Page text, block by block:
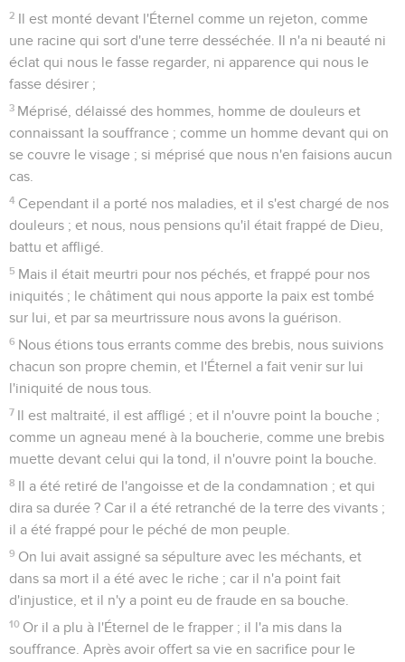
2 Il est monté devant l'Éternel comme un rejeton, comme
une racine qui sort d'une terre desséchée. Il n'a ni beauté ni
éclat qui nous le fasse regarder, ni apparence qui nous le
fasse désirer ;
3 Méprisé, délaissé des hommes, homme de douleurs et
connaissant la souffrance ; comme un homme devant qui on
se couvre le visage ; si méprisé que nous n'en faisions aucun
cas.
4 Cependant il a porté nos maladies, et il s'est chargé de nos
douleurs ; et nous, nous pensions qu'il était frappé de Dieu,
battu et affligé.
5 Mais il était meurtri pour nos péchés, et frappé pour nos
iniquités ; le châtiment qui nous apporte la paix est tombé
sur lui, et par sa meurtrissure nous avons la guérison.
6 Nous étions tous errants comme des brebis, nous suivions
chacun son propre chemin, et l'Éternel a fait venir sur lui
l'iniquité de nous tous.
7 Il est maltraité, il est affligé ; et il n'ouvre point la bouche ;
comme un agneau mené à la boucherie, comme une brebis
muette devant celui qui la tond, il n'ouvre point la bouche.
8 Il a été retiré de l'angoisse et de la condamnation ; et qui
dira sa durée ? Car il a été retranché de la terre des vivants ;
il a été frappé pour le péché de mon peuple.
9 On lui avait assigné sa sépulture avec les méchants, et
dans sa mort il a été avec le riche ; car il n'a point fait
d'injustice, et il n'y a point eu de fraude en sa bouche.
10 Or il a plu à l'Éternel de le frapper ; il l'a mis dans la
souffrance. Après avoir offert sa vie en sacrifice pour le